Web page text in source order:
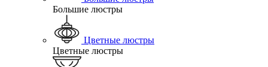
Большие люстры
Цветные люстры
Цветные люстры